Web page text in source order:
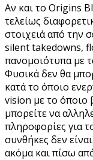
Αν και το Origins
τελείως
στοιχειά από την
silent takedowns,
πανομοιότυπα με
Φυσικά δεν θα
κατά το όποιο
vision με το όποιο
μπορείτε να
πληροφορίες για
συνθήκες δεν
ακόμα και πίσω